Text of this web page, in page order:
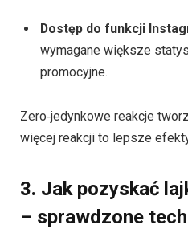
Dostęp do funkcji
wymagane większe
promocyjne.
Zero‑jedynkowe reakcje
więcej reakcji to lepsze
3. Jak pozyskać
– sprawdzone